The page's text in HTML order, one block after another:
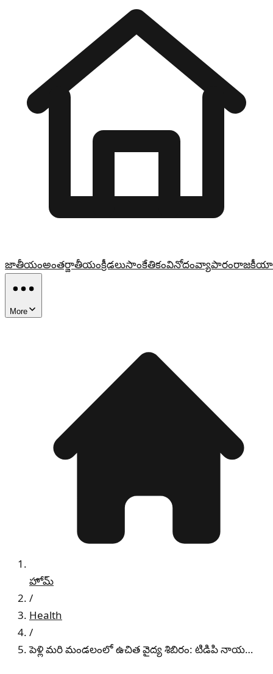
జాతీయంఅంతర్జాతీయంక్రీడలుసాంకేతికంవినోదంవ్యాపారం
More
హోమ్
/
Health
/
పెళ్లి మరి మండలంలో ఉచిత వైద్య శిబిరం: టిడిపి నాయ…